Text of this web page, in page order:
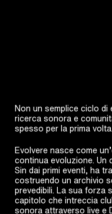
Non un semplice ciclo
ricerca sonora e
spesso per la prima volta.
Evolvere nasce come
continua evoluzione. Un
Sin dai primi eventi, ha
costruendo un archivio
prevedibili. La sua forza
capitolo che intreccia
sonora attraverso live e